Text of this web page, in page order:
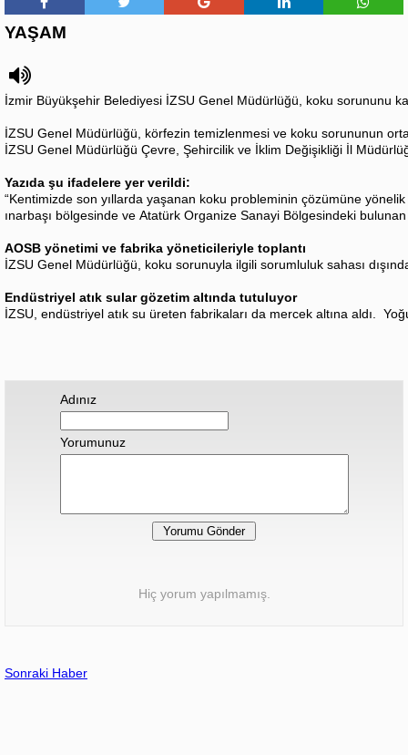
YAŞAM
İzmir Büyükşehir Belediyesi İZSU Genel Müdürlüğü, koku sorununu
İZSU Genel Müdürlüğü, körfezin temizlenmesi ve koku sorununun
İZSU Genel Müdürlüğü Çevre, Şehircilik ve İklim Değişikliği İl
Yazıda şu ifadelere yer verildi:
“Kentimizde son yıllarda yaşanan koku probleminin çözümüne
ınarbaşı bölgesinde ve Atatürk Organize Sanayi Bölgesindeki
AOSB yönetimi ve fabrika yöneticileriyle toplantı
İZSU Genel Müdürlüğü, koku sorunuyla ilgili sorumluluk sahası
Endüstriyel atık sular gözetim altında tutuluyor
İZSU, endüstriyel atık su üreten fabrikaları da mercek altına aldı.
Adınız
Yorumunuz
Hiç yorum yapılmamış.
Sonraki Haber